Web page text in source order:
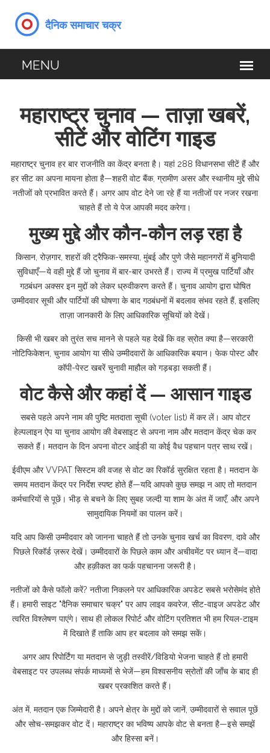
महाराष्ट्र चुनाव — ताज़ा खबरें,
सीटें और वोटिंग गाइड
महाराष्ट्र चुनाव हर बार राजनीति का केंद्र बनता है। यहां 288 विधानसभा सीटें हैं और
हर सीट का अपना मायना होता है—शहरी वोट बैंक, ग्रामीण असर और स्थानीय मुद्दे सीधे
नतीजों को प्रभावित करते हैं। अगर आप वोट देने जा रहे हैं या नतीजों पर नजर रखना
चाहते हैं तो ये पेज आपकी मदद करेगा।
मुख्य मुद्दे और कौन-कौन लड़ रहा है
किसान, रोज़गार, शहरों की ट्रैफिक-समस्या, मुंबई और पुणे जैसे महानगरों में बुनियादी
सुविधाएँ—ये वही मुद्दे हैं जो चुनाव में बार-बार उभरते हैं। राज्य में प्रमुख पार्टियाँ और
गठबंधन अक्सर इन मुद्दों को लेकर ध्रुवीकरण करते हैं। चुनाव आयोग द्वारा घोषित
उम्मीदवार सूची और पार्टियों की घोषणा के बाद गठबंधनों में बदलाव संभव रहते हैं, इसलिए
ताज़ा जानकारी के लिए आधिकारिक सूचियों को देखें।
किसी भी खबर को तुरंत सच मानने से पहले यह देखें कि वह स्रोत क्या है—सरकारी
नोटिफिकेशन, चुनाव आयोग या सीधे उम्मीदवारों के आधिकारिक बयान। फेक पोस्ट और
कॉपी-पेस्ट खबरें चुनावी माहौल को गड़बड़ा सकती हैं।
वोट कैसे और कहां दें — आसान गाइड
सबसे पहले अपने नाम की पुष्टि मतदाता सूची (voter list) में कर लें। आप वोटर
हेल्पलाइन ऐप या चुनाव आयोग की वेबसाइट से अपना नाम और मतदान केंद्र चेक कर
सकते हैं। मतदान के दिन अपना वोटर आईडी या कोई वैध पहचान पत्र साथ रखें।
ईवीएम और VVPAT सिस्टम की वजह से वोट का रिकॉर्ड सुरक्षित रहता है। मतदान के
समय मतदान केंद्र पर निर्देश स्पष्ट होते हैं—यदि आपको कुछ समझ न आए तो मतदान
कर्मचारियों से पूछें। भीड़ से बचने के लिए सुबह जल्दी या शाम के अंत में जाएँ, और अपने
सामुदायिक नियमों का पालन करें।
यदि आप किसी उम्मीदवार को जानना चाहते हैं तो उनके चुनाव खर्च का विवरण, दावे और
पिछले रिकॉर्ड ज़रूर देखें। उम्मीदवारों के पिछले काम और अचीवमेंट पर ध्यान दें—वादा
और हक़ीकत का फर्क पहचानना जरूरी है।
नतीजों को कैसे फॉलो करें? नतीजा निकलने पर आधिकारिक अपडेट सबसे भरोसेमंद होते
हैं। हमारी साइट "दैनिक समाचार चक्र" पर आप लाइव कवरेज, सीट-वाइज अपडेट और
त्वरित विश्लेषण पाएंगे। साथ ही लोकल रिपोर्ट और वोटिंग प्रतिशत भी हम रियल-टाइम
में दिखाते हैं ताकि आप हर बदलाव को समझ सकें।
अगर आप रिपोर्टिंग या मतदान से जुड़ी तस्वीरें/विडियो भेजना चाहते हैं तो हमारी
वेबसाइट पर उपलब्ध संपर्क माध्यमों से भेजें—हम विश्वसनीय स्रोतों की जाँच के बाद ही
खबर प्रकाशित करते हैं।
अंत में, मतदान एक जिम्मेदारी है। अपने क्षेत्र के मुद्दों को जानें, उम्मीदवारों से सवाल पूछें
और सोच-समझकर वोट दें। महाराष्ट्र का भविष्य आपके वोट से बनता है—इसे समझें
और हिस्सा बनें।